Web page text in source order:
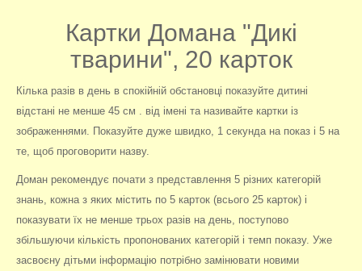
Картки Домана "Дикі
тварини", 20 карток
Кілька разів в день в спокійній обстановці показуйте дитині
відстані не менше 45 см . від імені та називайте картки із
зображеннями. Показуйте дуже швидко, 1 секунда на показ і 5 на
те, щоб проговорити назву.
Доман рекомендує почати з представлення 5 різних категорій
знань, кожна з яких містить по 5 карток (всього 25 карток) і
показувати їх не менше трьох разів на день, поступово
збільшуючи кількість пропонованих категорій і темп показу. Уже
засвоєну дітьми інформацію потрібно замінювати новими